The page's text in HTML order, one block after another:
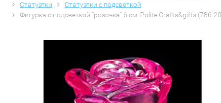
Статуэтки
Статуэтки с подсветкой
Фигурка с подсветкой "розочка" 6 см. Polite Crafts&gifts (786-